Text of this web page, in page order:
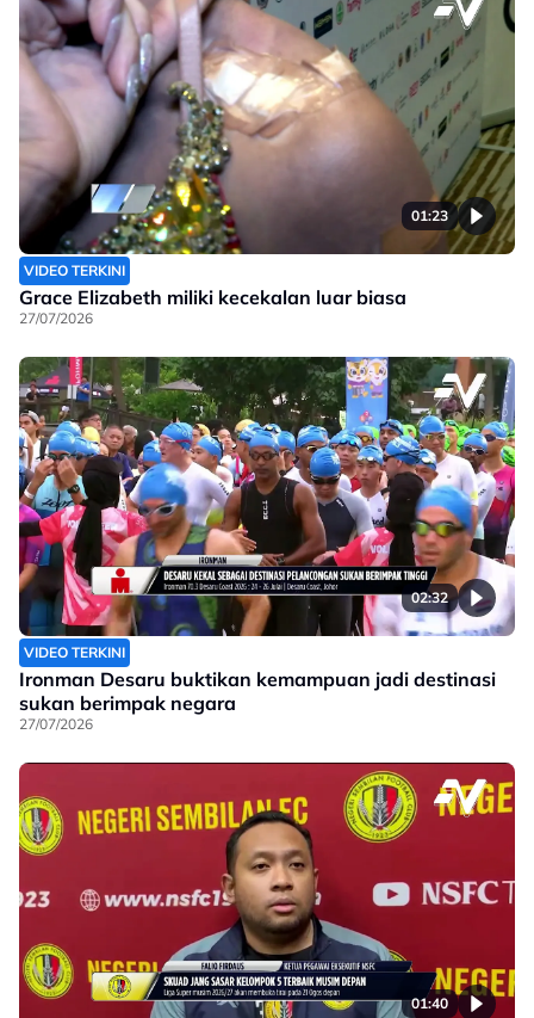
01:23
VIDEO TERKINI
Grace Elizabeth miliki kecekalan luar biasa
27/07/2026
02:32
VIDEO TERKINI
Ironman Desaru buktikan kemampuan jadi destinasi
sukan berimpak negara
27/07/2026
01:40